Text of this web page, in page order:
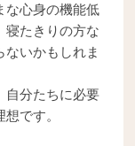
な心身の機能低
寝たきりの方な
いかもしれま
自分たちに必要
です。